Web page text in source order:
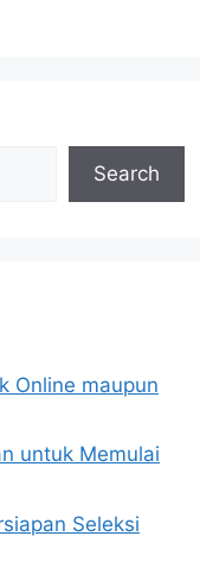
Search
Online maupun
untuk Memulai
Seleksi